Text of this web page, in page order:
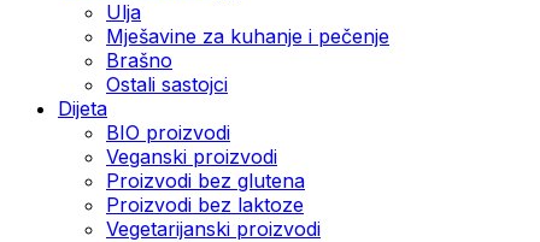
Ulja
Mješavine za kuhanje i pečenje
Brašno
Ostali sastojci
Dijeta
BIO proizvodi
Veganski proizvodi
Proizvodi bez glutena
Proizvodi bez laktoze
Vegetarijanski proizvodi